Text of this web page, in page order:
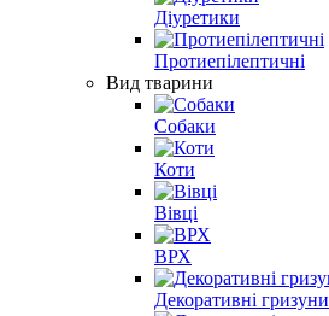
Діуретики
Протиепілептичні
Вид тварини
Собаки
Коти
Вівці
ВРХ
Декоративні гризуни